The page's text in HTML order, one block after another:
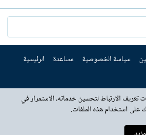
سياسة الخصوصية مساعدة الرئيسية
تعريف الارتباط لتحسين خدماته، الاستمرار في
على استخدام هذه الملفات.